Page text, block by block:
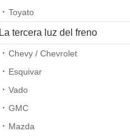
Toyato
La tercera luz del freno
Chevy / Chevrolet
Esquivar
Vado
GMC
Mazda